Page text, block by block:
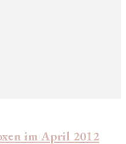
im April 2012